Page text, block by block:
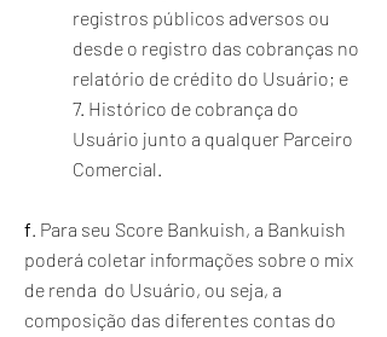
registros públicos adversos ou
desde o registro das cobranças no
relatório de crédito do Usuário; e
7. Histórico de cobrança do
Usuário junto a qualquer Parceiro
Comercial.
f. Para seu Score Bankuish, a Bankuish
poderá coletar informações sobre o mix
de renda do Usuário, ou seja, a
composição das diferentes contas do